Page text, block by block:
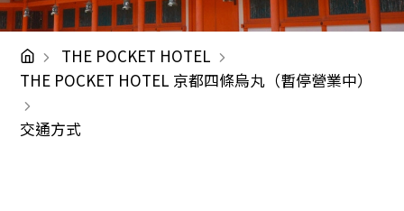
THE POCKET HOTEL
THE POCKET HOTEL 京都四條烏丸（暫停營業中）
交通方式